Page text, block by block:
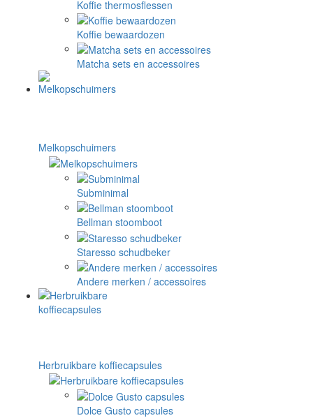
Koffie thermosflessen
Koffie bewaardozen
Matcha sets en accessoires
Melkopschuimers
Subminimal
Bellman stoomboot
Staresso schudbeker
Andere merken / accessoires
Herbruikbare koffiecapsules
Dolce Gusto capsules